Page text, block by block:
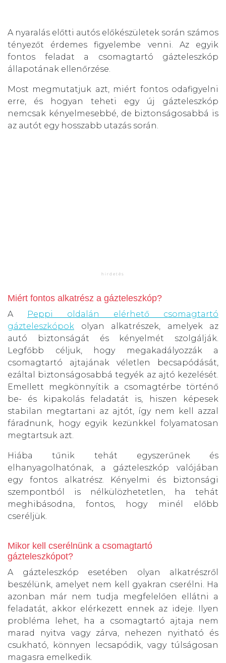
A nyaralás előtti autós előkészületek során számos
tényezőt érdemes figyelembe venni. Az egyik
fontos feladat a csomagtartó gázteleszkóp
állapotának ellenőrzése.
Most megmutatjuk azt, miért fontos odafigyelni
erre, és hogyan teheti egy új gázteleszkóp
nemcsak kényelmesebbé, de biztonságosabbá is
az autót egy hosszabb utazás során.
Miért fontos alkatrész a gázteleszkóp?
A
Peppi oldalán elérhető csomagtartó
gázteleszkópok olyan alkatrészek, amelyek az
autó biztonságát és kényelmét szolgálják.
Legfőbb céljuk, hogy megakadályozzák a
csomagtartó ajtajának véletlen becsapódását,
ezáltal biztonságosabbá tegyék az ajtó kezelését.
Emellett megkönnyítik a csomagtérbe történő
be- és kipakolás feladatát is, hiszen képesek
stabilan megtartani az ajtót, így nem kell azzal
fáradnunk, hogy egyik kezünkkel folyamatosan
megtartsuk azt.
Hiába tűnik tehát egyszerűnek és
elhanyagolhatónak, a gázteleszkóp valójában
egy fontos alkatrész. Kényelmi és biztonsági
szempontból is nélkülözhetetlen, ha tehát
meghibásodna, fontos, hogy minél előbb
cseréljük.
Mikor kell cserélnünk a csomagtartó
gázteleszkópot?
A gázteleszkóp esetében olyan alkatrészről
beszélünk, amelyet nem kell gyakran cserélni. Ha
azonban már nem tudja megfelelően ellátni a
feladatát, akkor elérkezett ennek az ideje. Ilyen
probléma lehet, ha a csomagtartó ajtaja nem
marad nyitva vagy zárva, nehezen nyitható és
csukható, könnyen lecsapódik, vagy túlságosan
magasra emelkedik.